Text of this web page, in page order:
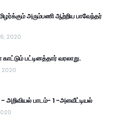
அரும்பணி ஆற்றிய பாவேந்தர்
2020
பட்டினத்தார் வரலாறு.
- அறிவியல் பாடம்- 1 -அளவீட்டியல்